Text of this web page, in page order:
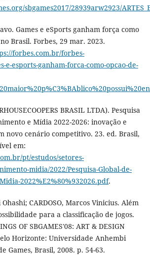
sbgames2017/28939arw2923/
Games e eSports ganham força como
Brasil. Forbes, 29 mar. 2023.
forbes.com.br/forbes-
e-esports-ganham-forca-como-opcao-de-
BRASIL LTDA). Pesquisa
e Mídia 2022-2026: inovação e
novo cenário competitivo. 23. ed. Brasil,
em:
pt/estudos/setores-
midia/2022/Pesquisa-Global-de-
2022%E2%80%932026.pdf.
CARDOSO, Marcos Vinicius. Além
para a classificação de jogos.
OF SBGAMES'08: ART & DESIGN
Horizonte: Universidade Anhembi
Games, Brasil, 2008. p. 54-63.